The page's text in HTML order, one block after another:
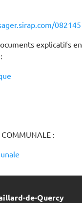
082145
explicatifs en
:
de-Quercy